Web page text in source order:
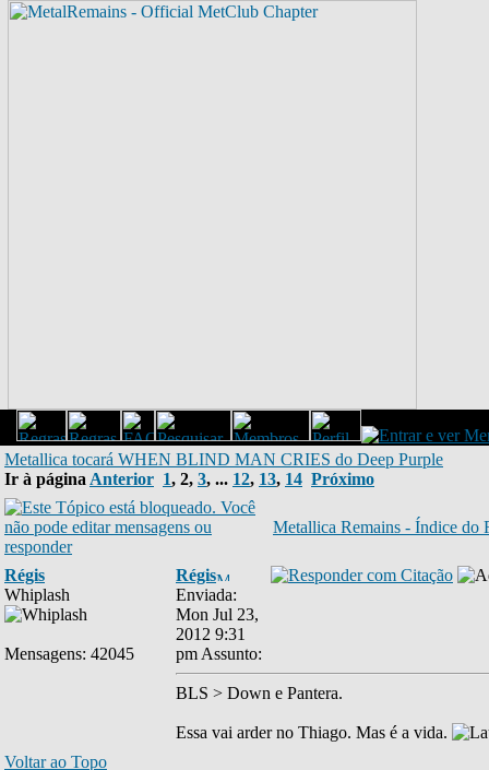
Metallica tocará WHEN BLIND MAN CRIES do Deep Purple
Ir à página Anterior 1, 2, 3, ... 12, 13, 14 Próximo
Metallica Remains - Índice do
Régis
Whiplash
Mensagens: 42045
Régis
Enviada:
Mon Jul 23,
2012 9:31
pm Assunto:
BLS > Down e Pantera.
Essa vai arder no Thiago. Mas é a vida.
Voltar ao Topo